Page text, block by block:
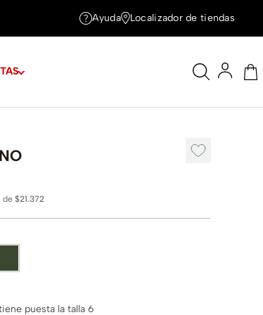
Ayuda Localizador de tiendas
de$21.372
puesta la talla 6